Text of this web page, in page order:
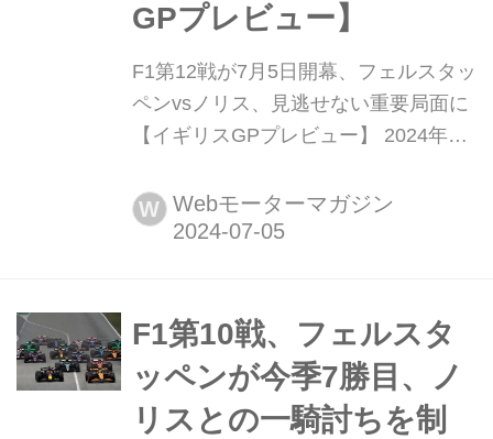
GPプレビュー】
F1第12戦が7月5日開幕、フェルスタッ
ペンvsノリス、見逃せない重要局面に
【イギリスGPプレビュー】 2024年7
GPがノーザンプトンシャーのシルバ
ーストン・サーキットで開幕する。マ
われる「真夏の決戦」はどういう結果
になるのだろうか。なお、イギリス
GPは通常のレースフォー...
W Webモーターマガジン
F1第10戦、フェルスタ
ッペンが今季7勝目、ノ
リスとの一騎討ちを制